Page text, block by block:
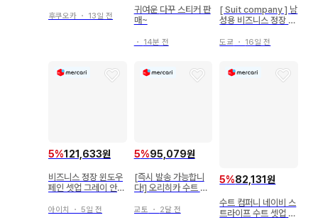
후쿠오카 ・ 13일 전
귀여운 다꾸 스티커 판
매~
・ 14분 전
[ Suit company ] 남
성용 비즈니스 정장 셋
도쿄 ・ 16일 전
5%121,633원
비즈니스 정장 윈도우
페인 셋업 그레이 안감
아이치 ・ 5일 전
5%95,079원
[즉시 발송 가능합니
다!] 오리히카 수트 셋
교토 ・ 2달 전
5%82,131원
수트 컴퍼니 네이비 스
트라이프 수트 셋업 1